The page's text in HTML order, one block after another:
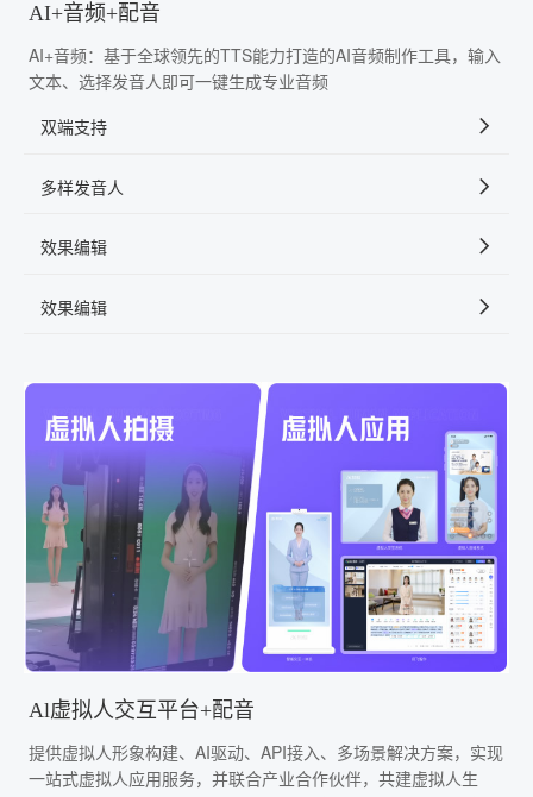
AI+音频+配音
AI+音频：基于全球领先的TTS能力打造的AI音频制作工具，输入
文本、选择发音人即可一键生成专业音频
双端支持
多样发音人
效果编辑
效果编辑
Al虚拟人交互平台+配音
提供虚拟人形象构建、AI驱动、API接入、多场景解决方案，实现
一站式虚拟人应用服务，并联合产业合作伙伴，共建虚拟人生